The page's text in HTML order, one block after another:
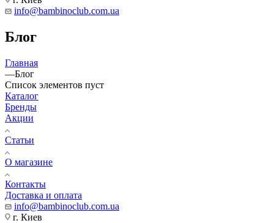
info@bambinoclub.com.ua
Блог
Главная
—Блог
Список элементов пуст
Каталог
Бренды
Акции
Статьи
О магазине
Контакты
Доставка и оплата
info@bambinoclub.com.ua
г. Киев